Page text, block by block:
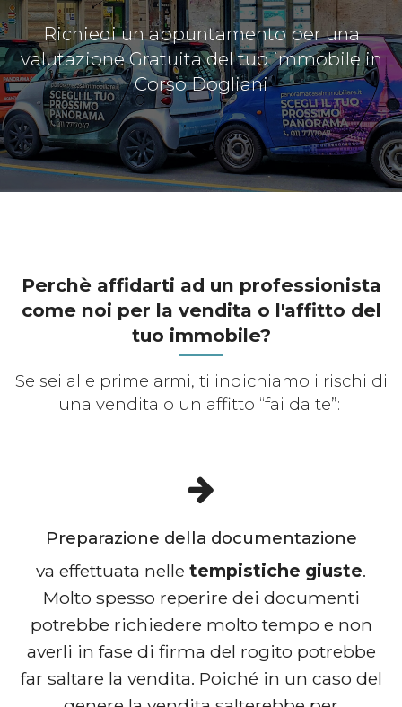
Richiedi un appuntamento per una
valutazione Gratuita del tuo immobile in
Corso Dogliani
Perchè affidarti ad un professionista
come noi per la vendita o l'affitto del
tuo immobile?
Se sei alle prime armi, ti indichiamo i rischi di
una vendita o un affitto “fai da te”:
Preparazione della documentazione
va effettuata nelle tempistiche giuste.
Molto spesso reperire dei documenti
potrebbe richiedere molto tempo e non
averli in fase di firma del rogito potrebbe
far saltare la vendita. Poiché in un caso del